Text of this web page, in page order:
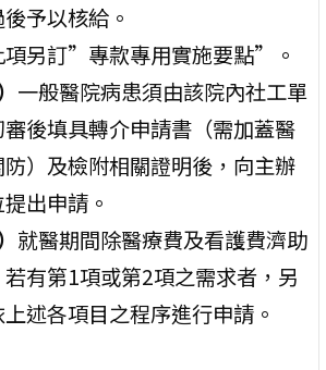
予以核給。
另訂”專款專用實施要點”。
一般醫院病患須由該院內社工單
審後填具轉介申請書（需加蓋醫
防）及檢附相關證明後，向主辦
出申請。
就醫期間除醫療費及看護費濟助
有第1項或第2項之需求者，另
述各項目之程序進行申請。